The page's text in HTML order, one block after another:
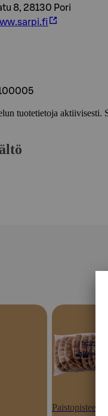
8, 28130 Pori
tuotetietoja aktiivisesti.
Paistopisteen